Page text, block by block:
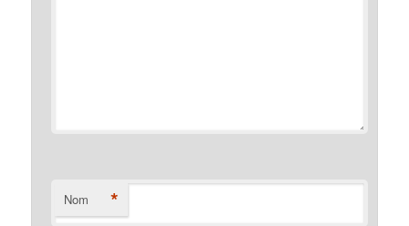
Nom *